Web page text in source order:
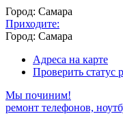
Город: Самара
Приходите:
Город: Самара
Адреса на карте
Проверить статус
Мы починим!
ремонт телефонов,